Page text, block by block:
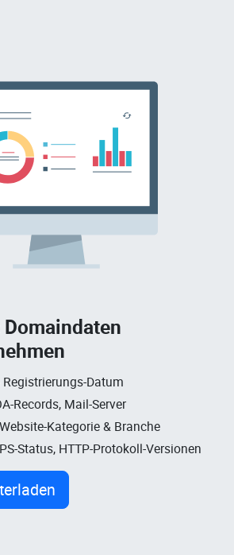
Datum
Records, Mail-Server
Kategorie & Branche
Status, HTTP-Protokoll-Versionen